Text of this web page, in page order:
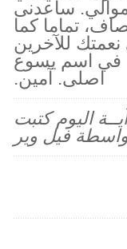
ساعدنى
تماما كما
للآخرين
في اسم يسوع
اصلى. آمين.
اليوم كتبت
فيل وير